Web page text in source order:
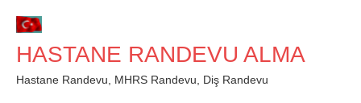
geç
HASTANE RANDEVU ALMA
Hastane Randevu, MHRS Randevu, Diş Randevu